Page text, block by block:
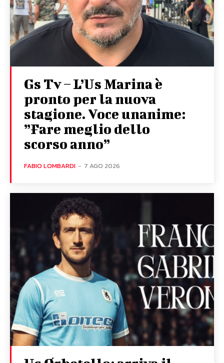
Gs Tv – L’Us Marina è
pronto per la nuova
stagione. Voce unanime:
”Fare meglio dello
scorso anno”
FABIO LOMBARDI - 7 AGO 2026